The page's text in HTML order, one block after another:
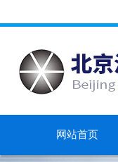
网站首页